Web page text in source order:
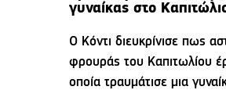
γυναίκας στο
Ο Κόντι διευκρίνισε πως
φρουράς του Καπιτωλίου
οποία τραυμάτισε μια